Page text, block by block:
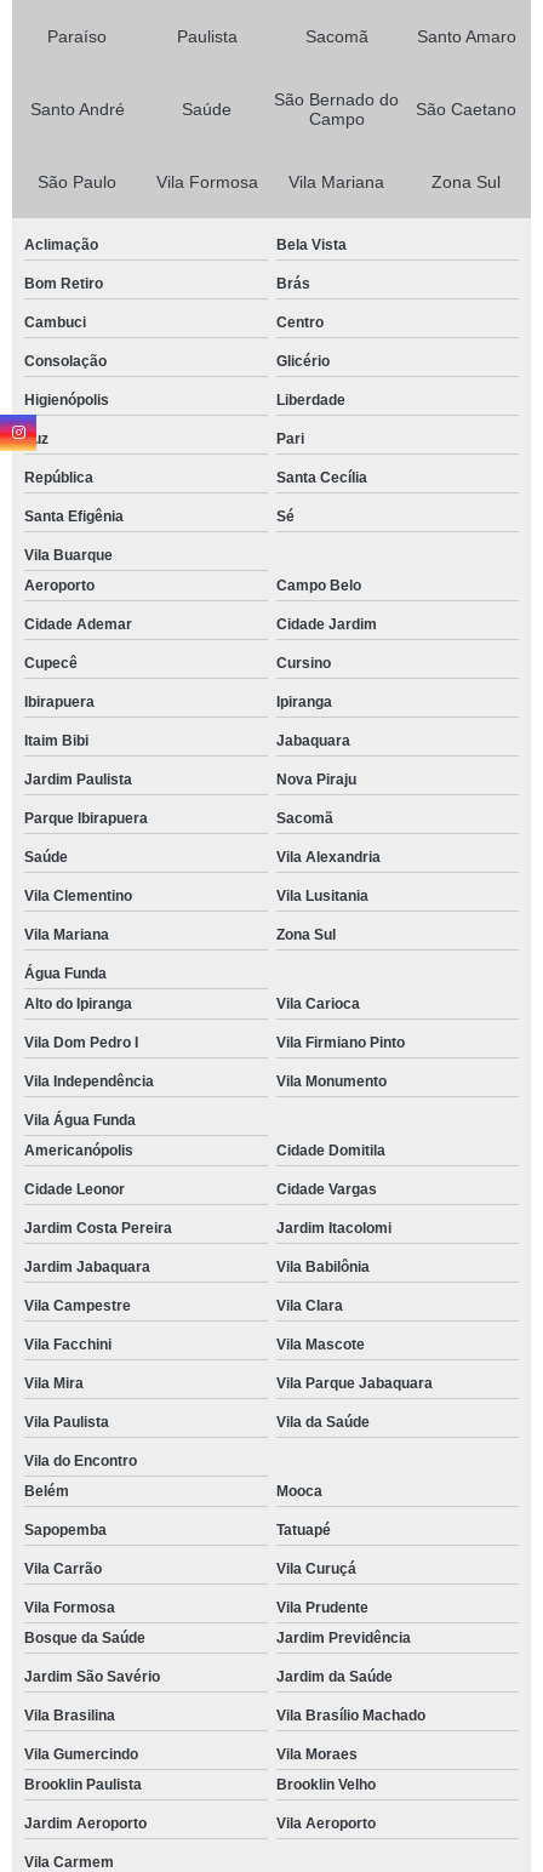
Paraíso Paulista Sacomã Santo Amaro
Santo André Saúde
São Bernado do
Campo
São Caetano
São Paulo Vila Formosa Vila Mariana Zona Sul
Aclimação Bela Vista
Bom Retiro Brás
Cambuci Centro
Consolação Glicério
Higienópolis Liberdade
Luz Pari
República Santa Cecília
Santa Efigênia Sé
Vila Buarque
Aeroporto
Campo Belo
Cidade Ademar Cidade Jardim
Cupecê Cursino
Ibirapuera Ipiranga
Itaim Bibi Jabaquara
Jardim Paulista Nova Piraju
Parque Ibirapuera Sacomã
Saúde Vila Alexandria
Vila Clementino Vila Lusitania
Vila Mariana Zona Sul
Água Funda
Alto do Ipiranga
Vila Carioca
Vila Dom Pedro I Vila Firmiano Pinto
Vila Independência Vila Monumento
Vila Água Funda
Americanópolis
Cidade Domitila
Cidade Leonor Cidade Vargas
Jardim Costa Pereira Jardim Itacolomi
Jardim Jabaquara Vila Babilônia
Vila Campestre Vila Clara
Vila Facchini Vila Mascote
Vila Mira Vila Parque Jabaquara
Vila Paulista Vila da Saúde
Vila do Encontro
Belém
Mooca
Sapopemba Tatuapé
Vila Carrão Vila Curuçá
Vila Formosa
Vila Prudente
Bosque da Saúde
Jardim Previdência
Jardim São Savério Jardim da Saúde
Vila Brasilina Vila Brasílio Machado
Vila Gumercindo
Vila Moraes
Brooklin Paulista
Brooklin Velho
Jardim Aeroporto Vila Aeroporto
Vila Carmem